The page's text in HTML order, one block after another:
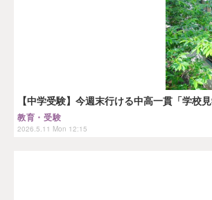
【中学受験】今週末行ける中高一貫「学校
教育・受験
2026.5.11 Mon 12:15